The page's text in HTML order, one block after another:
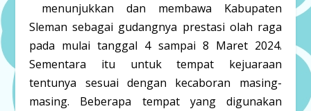
menunjukkan dan membawa Kabupaten
Sleman sebagai gudangnya prestasi olah raga
pada mulai tanggal 4 sampai 8 Maret 2024.
Sementara itu untuk tempat kejuaraan
tentunya sesuai dengan kecaboran masing-
masing. Beberapa tempat yang digunakan